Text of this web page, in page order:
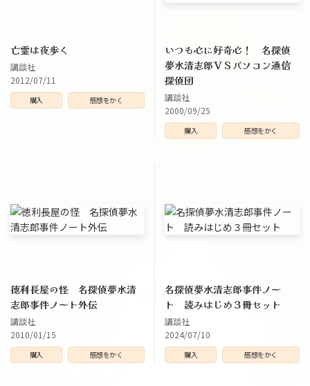
亡霊は夜歩く
講談社
2012/07/11
購入 感想をかく
いつも心に好奇心！ 名探偵
夢水清志郎ＶＳパソコン通信
探偵団
講談社
2000/09/25
購入 感想をかく
徳利長屋の怪 名探偵夢水清
志郎事件ノート外伝
講談社
2010/01/15
購入 感想をかく
名探偵夢水清志郎事件ノー
ト 読みはじめ３冊セット
講談社
2024/07/10
購入 感想をかく